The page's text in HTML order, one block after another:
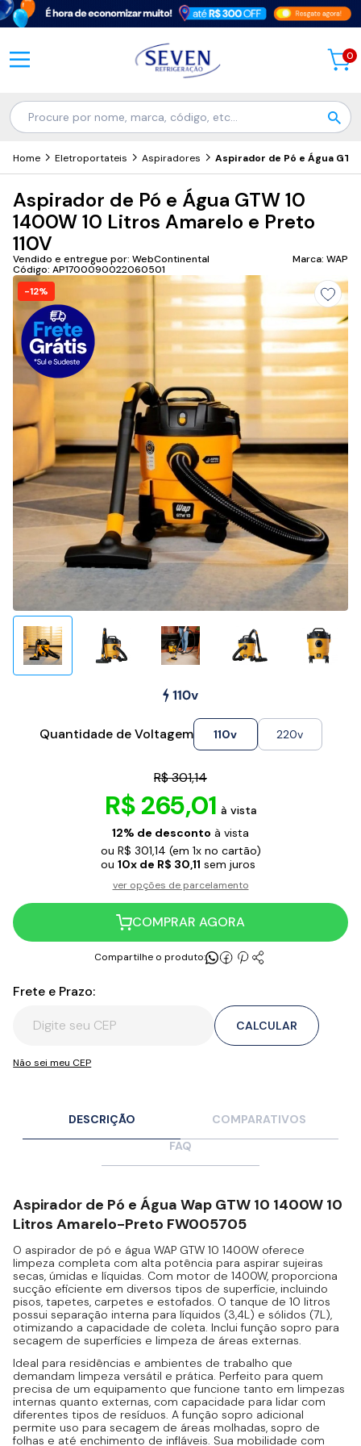
0
Home Eletroportateis Aspiradores Aspirador de Pó e Água
Aspirador de Pó e Água GTW 10
1400W 10 Litros Amarelo e Preto
110V
Vendido e entregue por: WebContinental
Marca: WAP
Código: AP1700090022060501
-12%
Quantidade de Voltagem 110v 220v
R$ 301,14
R$ 265,01 à vista
12% de desconto à vista
ou R$ 301,14 (em 1x no cartão)
ou 10x de R$ 30,11 sem juros
ver opções de parcelamento
COMPRAR AGORA
Compartilhe o produto:
Frete e Prazo:
CALCULAR
Não sei meu CEP
DESCRIÇÃO
COMPARATIVOS
FAQ
Aspirador de Pó e Água Wap GTW 10 1400W 10
Litros Amarelo-Preto FW005705
O aspirador de pó e água WAP GTW 10 1400W oferece
limpeza completa com alta potência para aspirar sujeiras
secas, úmidas e líquidas. Com motor de 1400W, proporciona
sucção eficiente em diversos tipos de superfície, incluindo
pisos, tapetes, carpetes e estofados. O tanque de 10 litros
possui separação interna para líquidos (3,4L) e sólidos (7L),
otimizando a capacidade de coleta. Inclui função sopro para
secagem de superfícies e limpeza de áreas externas.
Ideal para residências e ambientes de trabalho que
demandam limpeza versátil e prática. Perfeito para quem
precisa de um equipamento que funcione tanto em limpezas
internas quanto externas, com capacidade para lidar com
diferentes tipos de resíduos. A função sopro adicional
permite uso para secagem de áreas molhadas, sopro de
folhas e até enchimento de infláveis. Sua mobilidade com